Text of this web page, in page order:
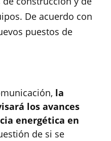
De acuerdo con
puestos de
la
los avances
energética en
de si se